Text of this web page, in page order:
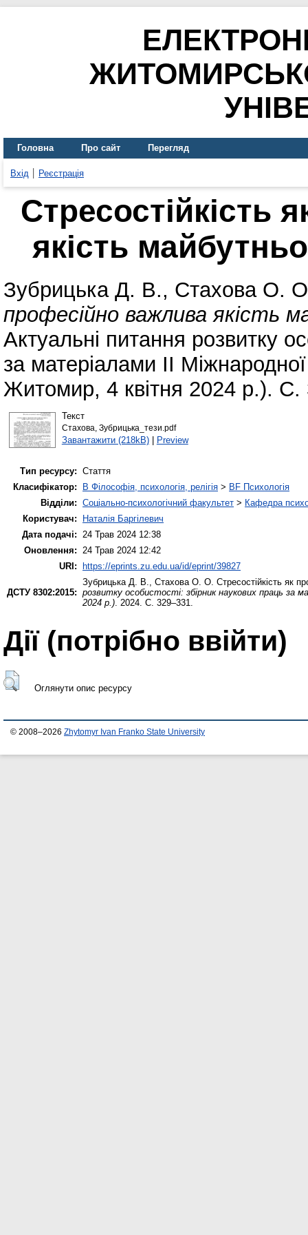
Головна Про сайт Перегляд
Вхід Реєстрація
Стресостійкість
якість
Зубрицька Д. В., Стахова О.
професійно важлива якість
Актуальні питання розвитку
за матеріалами ІІ
Житомир, 4 квітня 2024 р.). С.
Текст
Стахова, Зубрицька_тези.pdf
Завантажити (218kB)| Preview
Тип ресурсу: Стаття
Класифікатор:
B Філософія, психологія, релігія > BF Психологія
Відділи: Соціально-психологічний факультет > Кафедра
Користувач:
Наталія Баргілевич
Дата подачі: 24 Трав 2024 12:38
Оновлення: 24 Трав 2024 12:42
URI:
https://eprints.zu.edu.ua/id/eprint/39827
ДСТУ 8302:2015:
Зубрицька Д. В., Стахова О. О. Стресостійкість як
розвитку особистості: збірник наукових праць за
2024 р.). 2024. С. 329–331.
Дії ​​(потрібно ввійти)
Оглянути опис ресурсу
© 2008–2026 Zhytomyr Ivan Franko State University